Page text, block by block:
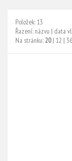
Položek: 13
Řazení: názvu | data
Na stránku:20| 12 | 36